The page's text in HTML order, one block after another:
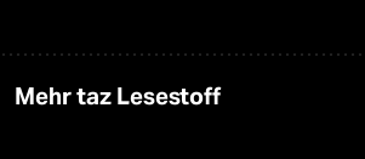
Mehr taz Lesestoff